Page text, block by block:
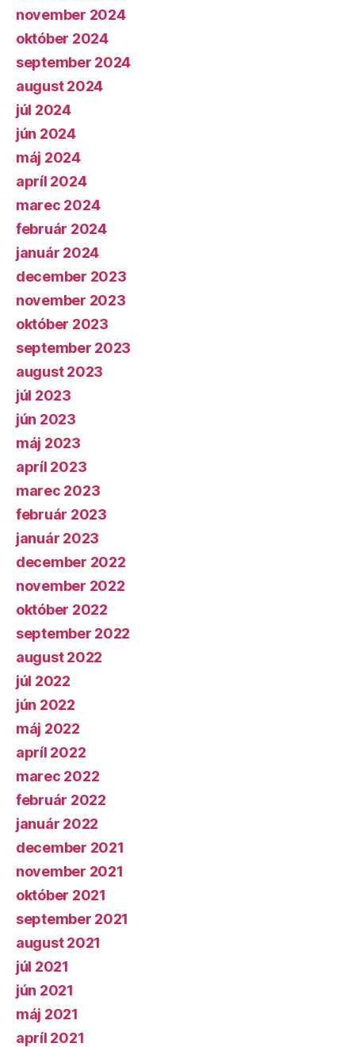
november 2024
október 2024
september 2024
august 2024
júl 2024
jún 2024
máj 2024
apríl 2024
marec 2024
február 2024
január 2024
december 2023
november 2023
október 2023
september 2023
august 2023
júl 2023
jún 2023
máj 2023
apríl 2023
marec 2023
február 2023
január 2023
december 2022
november 2022
október 2022
september 2022
august 2022
júl 2022
jún 2022
máj 2022
apríl 2022
marec 2022
február 2022
január 2022
december 2021
november 2021
október 2021
september 2021
august 2021
júl 2021
jún 2021
máj 2021
apríl 2021